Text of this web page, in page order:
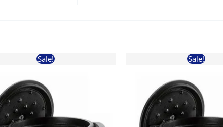
Sale! Sale!